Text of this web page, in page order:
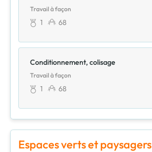
Travail à façon
1 68
Conditionnement, colisage
Travail à façon
1 68
Espaces verts et paysagers